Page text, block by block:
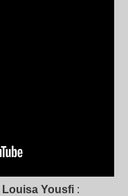
Louisa Yousfi :